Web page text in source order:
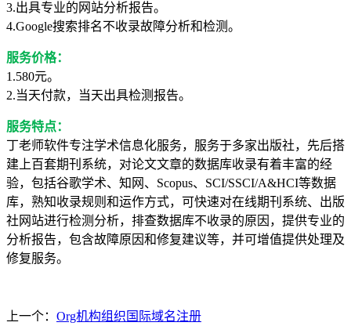
3.出具专业的网站分析报告。
4.Google搜索排名不收录故障分析和检测。
服务价格：
1.580元。
2.当天付款，当天出具检测报告。
服务特点：
丁老师软件专注学术信息化服务，服务于多家出版社，先后搭
建上百套期刊系统，对论文文章的数据库收录有着丰富的经
验，包括谷歌学术、知网、Scopus、SCI/SSCI/A&HCI等数据
库，熟知收录规则和运作方式，可快速对在线期刊系统、出版
社网站进行检测分析，排查数据库不收录的原因，提供专业的
分析报告，包含故障原因和修复建议等，并可增值提供处理及
修复服务。
上一个： Org机构组织国际域名注册